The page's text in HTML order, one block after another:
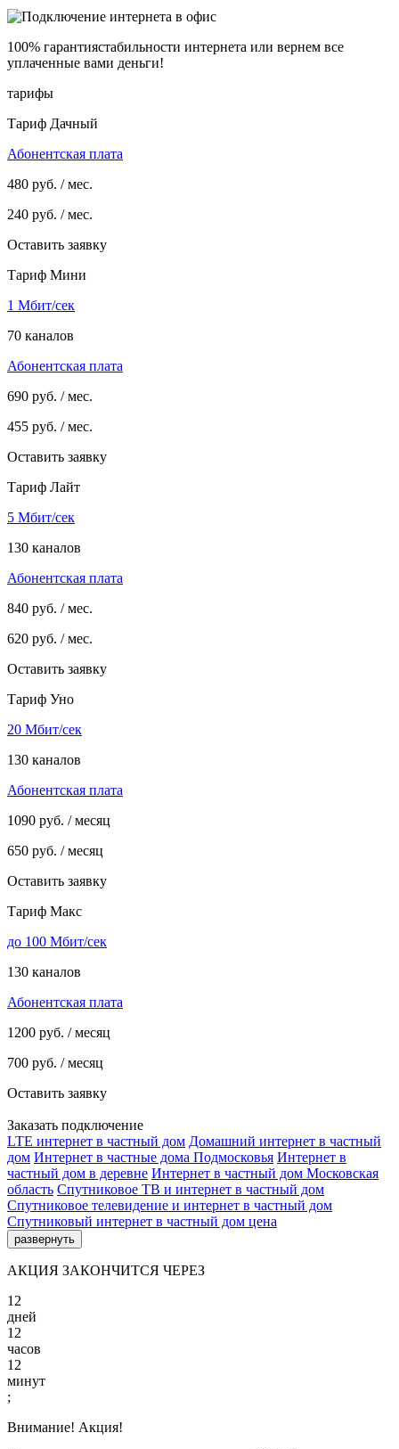
100% гарантиястабильности интернета или вернем все
уплаченные вами деньги!
тарифы
Тариф Дачный
Абонентская плата
480 руб. / мес.
240 руб. / мес.
Оставить заявку
Тариф Мини
1 Мбит/сек
70 каналов
Абонентская плата
690 руб. / мес.
455 руб. / мес.
Оставить заявку
Тариф Лайт
5 Мбит/сек
130 каналов
Абонентская плата
840 руб. / мес.
620 руб. / мес.
Оставить заявку
Тариф Уно
20 Мбит/сек
130 каналов
Абонентская плата
1090 руб. / месяц
650 руб. / месяц
Оставить заявку
Тариф Макс
до 100 Мбит/сек
130 каналов
Абонентская плата
1200 руб. / месяц
700 руб. / месяц
Оставить заявку
Заказать подключение
LTE интернет в частный дом Домашний интернет в частный
дом Интернет в частные дома Подмосковья Интернет в
частный дом в деревне Интернет в частный дом Московская
область Спутниковое ТВ и интернет в частный дом
Спутниковое телевидение и интернет в частный дом
Спутниковый интернет в частный дом цена
развернуть
АКЦИЯ ЗАКОНЧИТСЯ ЧЕРЕЗ
12
дней
12
часов
12
минут
;
Внимание! Акция!